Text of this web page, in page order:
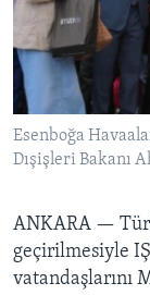
HAYATTAN
SANAT
BIZI TAKIP EDIN
Diller
Esenboğa
Dışişleri Bakanı
ANKARA —
geçirilmesiyle
vatandaşlarını